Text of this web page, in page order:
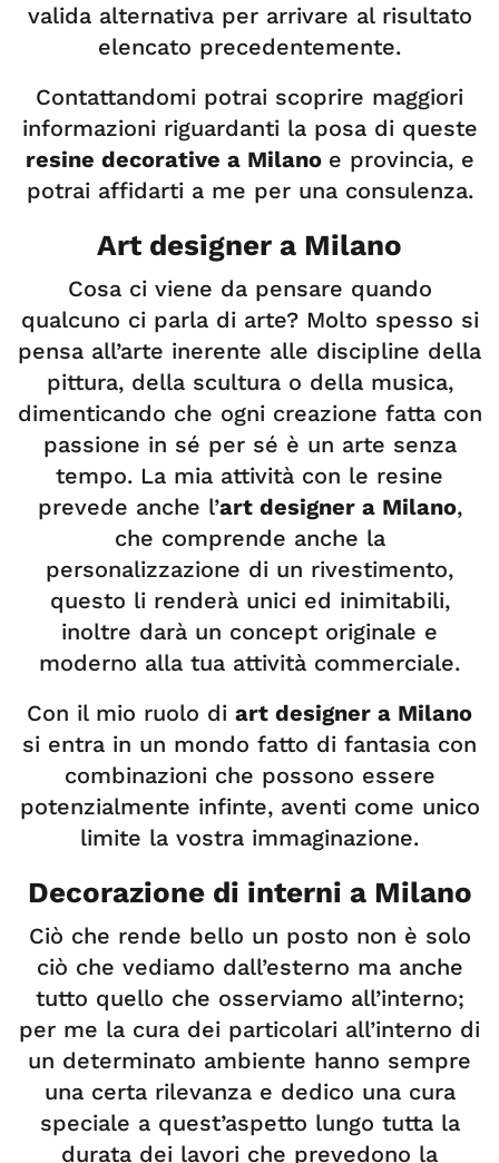
valida alternativa per arrivare al risultato
elencato precedentemente.
Contattandomi potrai scoprire maggiori
informazioni riguardanti la posa di queste
resine decorative a Milano e provincia, e
potrai affidarti a me per una consulenza.
Art designer a Milano
Cosa ci viene da pensare quando
qualcuno ci parla di arte? Molto spesso si
pensa all’arte inerente alle discipline della
pittura, della scultura o della musica,
dimenticando che ogni creazione fatta con
passione in sé per sé è un arte senza
tempo. La mia attività con le resine
prevede anche l’art designer a Milano,
che comprende anche la
personalizzazione di un rivestimento,
questo li renderà unici ed inimitabili,
inoltre darà un concept originale e
moderno alla tua attività commerciale.
Con il mio ruolo di art designer a Milano
si entra in un mondo fatto di fantasia con
combinazioni che possono essere
potenzialmente infinte, aventi come unico
limite la vostra immaginazione.
Decorazione di interni a Milano
Ciò che rende bello un posto non è solo
ciò che vediamo dall’esterno ma anche
tutto quello che osserviamo all’interno;
per me la cura dei particolari all’interno di
un determinato ambiente hanno sempre
una certa rilevanza e dedico una cura
speciale a quest’aspetto lungo tutta la
durata dei lavori che prevedono la